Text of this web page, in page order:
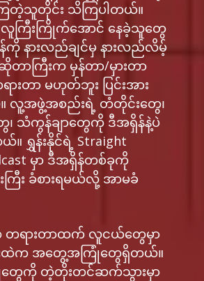
ြတဲ့သူတိုင်း သိကြပါတယ်။
ကြီးကြိုက်အောင် နေခဲ့သူတွေ
နားလည်ချင်မှ နားလည်လိမ့်
ာကြီးက မှန်တာ/မှားတာ
ားတာ မဟုတ်ဘူး ပြင်းအား
လူ့အဖွဲ့အစည်းရဲ့ တံတိုင်းတွေ၊
၊ သံကွန်ချာတွေကို ဒီအရှိန်နဲ့ပဲ
ရွှန်းနိုင်ရဲ့ Straight
မှာ ဒီအရှိန်တစ်ခုကို
ကြီး ခံစားရမယ်လို့ အာမခံ
တရားတာထက် လူငယ်တွေမှာ
းထဲက အတွေ့အကြုံတွေရှိတယ်။
ေကို တဲ့တိုးတင်ဆက်သွားမှာ